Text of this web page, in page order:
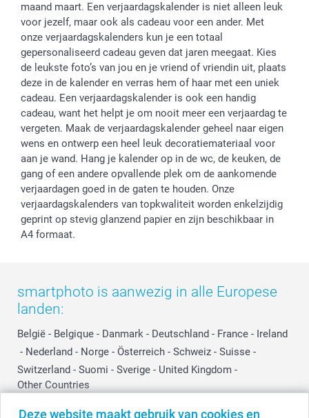
Deze website maakt gebruik van cookies en
maand maart. Een verjaardagskalender is niet alleen leuk
voor jezelf, maar ook als cadeau voor een ander. Met
onze verjaardagskalenders kun je een totaal
gepersonaliseerd cadeau geven dat jaren meegaat. Kies
de leukste foto’s van jou en je vriend of vriendin uit, plaats
deze in de kalender en verras hem of haar met een uniek
cadeau. Een verjaardagskalender is ook een handig
cadeau, want het helpt je om nooit meer een verjaardag te
vergeten. Maak de verjaardagskalender geheel naar eigen
wens en ontwerp een heel leuk decoratiemateriaal voor
aan je wand. Hang je kalender op in de wc, de keuken, de
gang of een andere opvallende plek om de aankomende
verjaardagen goed in de gaten te houden. Onze
verjaardagskalenders van topkwaliteit worden enkelzijdig
geprint op stevig glanzend papier en zijn beschikbaar in
A4 formaat.
smartphoto is aanwezig in alle Europese
landen:
België - Belgique - Danmark - Deutschland - France - Ireland
- Nederland - Norge - Österreich - Schweiz - Suisse -
Switzerland - Suomi - Sverige - United Kingdom -
Other Countries